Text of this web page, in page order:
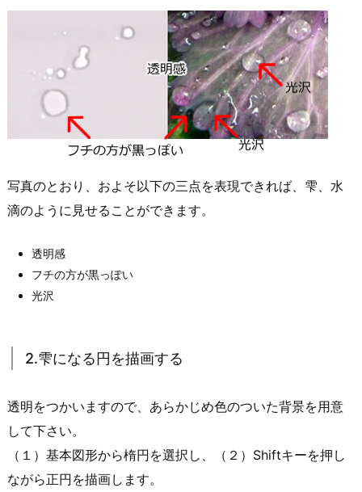
写真のとおり、およそ以下の三点を表現できれば、雫、水
滴のように見せることができます。
透明感
フチの方が黒っぽい
光沢
2.雫になる円を描画する
透明をつかいますので、あらかじめ色のついた背景を用意
して下さい。
（１）基本図形から楕円を選択し、（２）Shiftキーを押し
ながら正円を描画します。